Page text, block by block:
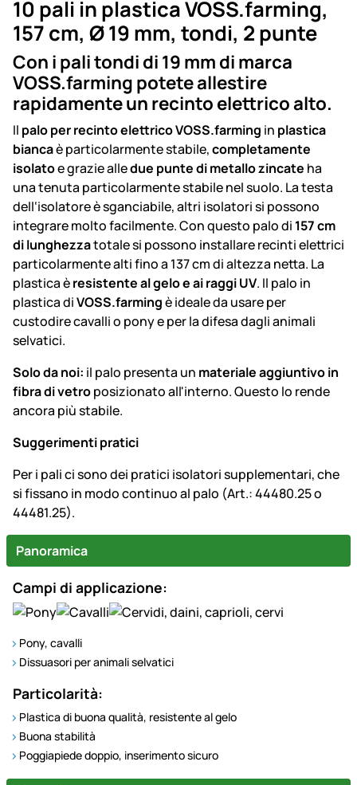
10 pali in plastica VOSS.farming,
157 cm, Ø 19 mm, tondi, 2 punte
Con i pali tondi di 19 mm di marca
VOSS.farming potete allestire
rapidamente un recinto elettrico alto.
Il palo per recinto elettrico VOSS.farming in plastica
biancaè particolarmente stabile,completamente
isolatoe grazie alledue punte di metallo zincate ha
una tenuta particolarmente stabile nel suolo. La testa
dell‘isolatore è sganciabile, altri isolatori si possono
integrare molto facilmente. Con questo palo di 157 cm
di lunghezzatotale si possono installare recinti elettrici
particolarmente alti fino a 137 cm di altezza netta. La
plastica èresistente al gelo e ai raggi UV. Il palo in
plastica diVOSS.farmingè ideale da usare per
custodire cavalli o pony e per la difesa dagli animali
selvatici.
Solo da noi: il palo presenta un materiale aggiuntivo in
fibra di vetroposizionato all'interno. Questo lo rende
ancora più stabile.
Suggerimenti pratici
Per i pali ci sono dei pratici isolatori supplementari, che
si fissano in modo continuo al palo (Art.: 44480.25 o
44481.25).
Panoramica
Campi di applicazione:
Pony, cavalli
Dissuasori per animali selvatici
Particolarità:
Plastica di buona qualità, resistente al gelo
Buona stabilità
Poggiapiede doppio, inserimento sicuro